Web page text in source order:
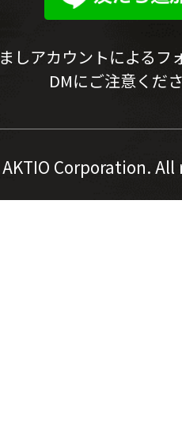
しアカウントによるフ
DMにご注意くだ
Corporation.